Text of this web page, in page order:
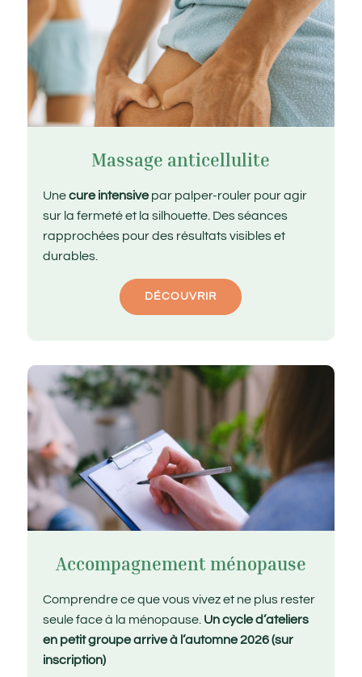
Massage anticellulite
Unecure intensivepar palper-rouler pour agir
sur la fermeté et la silhouette. Des séances
rapprochées pour des résultats visibles et
durables.
DÉCOUVRIR
Accompagnement ménopause
Comprendre ce que vous vivez et ne plus rester
seule face à la ménopause. Un cycle d’ateliers
en petit groupe arrive à l’automne 2026 (sur
inscription)